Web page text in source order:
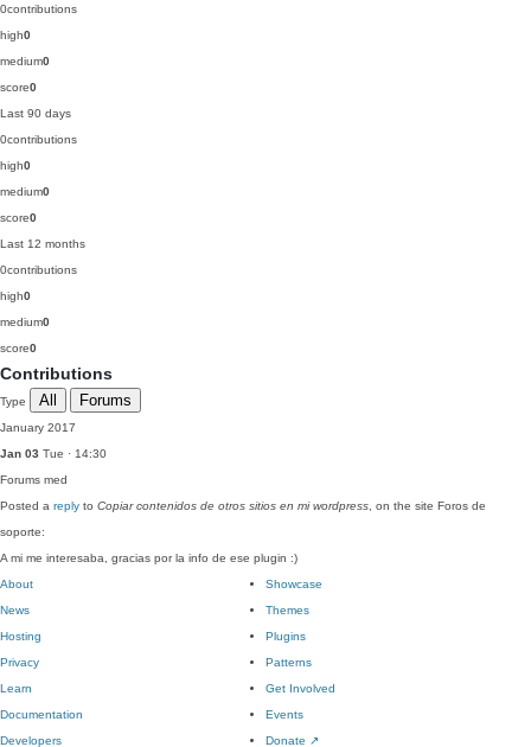
0contributions
high0
medium0
score0
Last 90 days
0contributions
high0
medium0
score0
Last 12 months
0contributions
high0
medium0
score0
Contributions
Type All Forums
January 2017
Jan 03 Tue · 14:30
Forums med
Posted a reply to Copiar contenidos de otros sitios en mi wordpress , on the site Foros de
soporte:
A mi me interesaba, gracias por la info de ese plugin :)
About
News
Hosting
Privacy
Showcase
Themes
Plugins
Patterns
Learn
Documentation
Developers
Get Involved
Events
Donate ↗